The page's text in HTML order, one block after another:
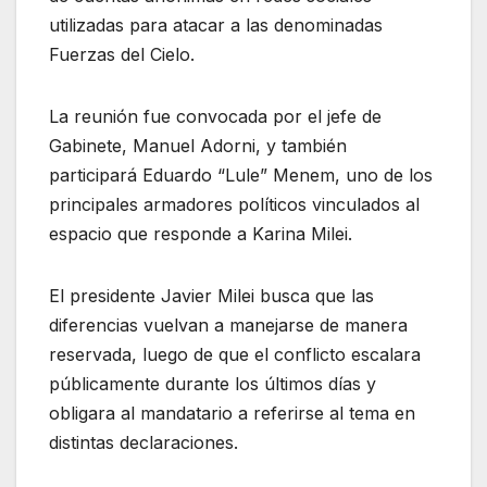
utilizadas para atacar a las denominadas
Fuerzas del Cielo.
La reunión fue convocada por el jefe de
Gabinete, Manuel Adorni, y también
participará Eduardo “Lule” Menem, uno de los
principales armadores políticos vinculados al
espacio que responde a Karina Milei.
El presidente Javier Milei busca que las
diferencias vuelvan a manejarse de manera
reservada, luego de que el conflicto escalara
públicamente durante los últimos días y
obligara al mandatario a referirse al tema en
distintas declaraciones.